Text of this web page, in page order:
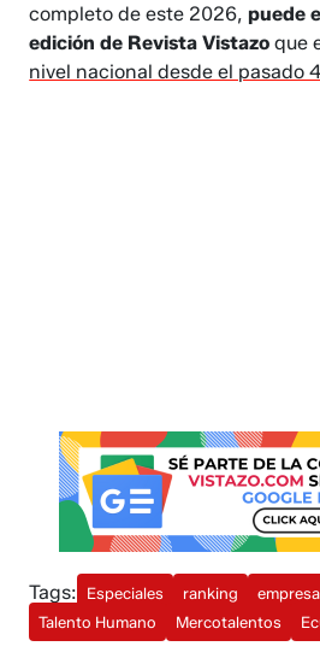
completo de este 2026,puede
edición de Revista Vistazo que
nivel nacional desde el pasado
Tags: Especiales ranking
Talento Humano
Mercotalentos